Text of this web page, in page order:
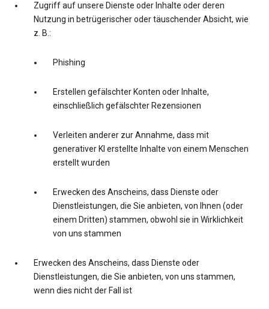
Zugriff auf unsere Dienste oder Inhalte oder deren
Nutzung in betrügerischer oder täuschender Absicht, wie
z. B.:
Phishing
Erstellen gefälschter Konten oder Inhalte,
einschließlich gefälschter Rezensionen
Verleiten anderer zur Annahme, dass mit
generativer KI erstellte Inhalte von einem Menschen
erstellt wurden
Erwecken des Anscheins, dass Dienste oder
Dienstleistungen, die Sie anbieten, von Ihnen (oder
einem Dritten) stammen, obwohl sie in Wirklichkeit
von uns stammen
Erwecken des Anscheins, dass Dienste oder
Dienstleistungen, die Sie anbieten, von uns stammen,
wenn dies nicht der Fall ist